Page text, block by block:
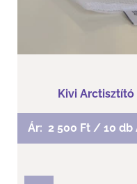
Kivi Arctisztító
Ár: 2 500 Ft / 10 db